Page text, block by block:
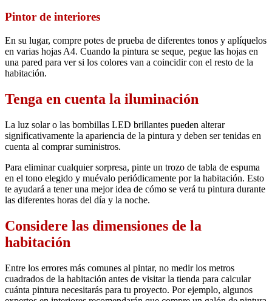
Pintor de interiores
En su lugar, compre potes de prueba de diferentes tonos y aplíquelos
en varias hojas A4. Cuando la pintura se seque, pegue las hojas en
una pared para ver si los colores van a coincidir con el resto de la
habitación.
Tenga en cuenta la iluminación
La luz solar o las bombillas LED brillantes pueden alterar
significativamente la apariencia de la pintura y deben ser tenidas en
cuenta al comprar suministros.
Para eliminar cualquier sorpresa, pinte un trozo de tabla de espuma
en el tono elegido y muévalo periódicamente por la habitación. Esto
te ayudará a tener una mejor idea de cómo se verá tu pintura durante
las diferentes horas del día y la noche.
Considere las dimensiones de la
habitación
Entre los errores más comunes al pintar, no medir los metros
cuadrados de la habitación antes de visitar la tienda para calcular
cuánta pintura necesitarás para tu proyecto. Por ejemplo, algunos